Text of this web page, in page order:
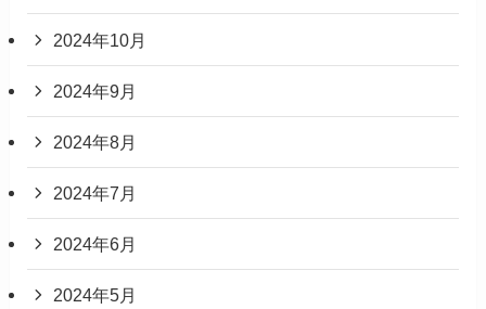
2024年10月
2024年9月
2024年8月
2024年7月
2024年6月
2024年5月